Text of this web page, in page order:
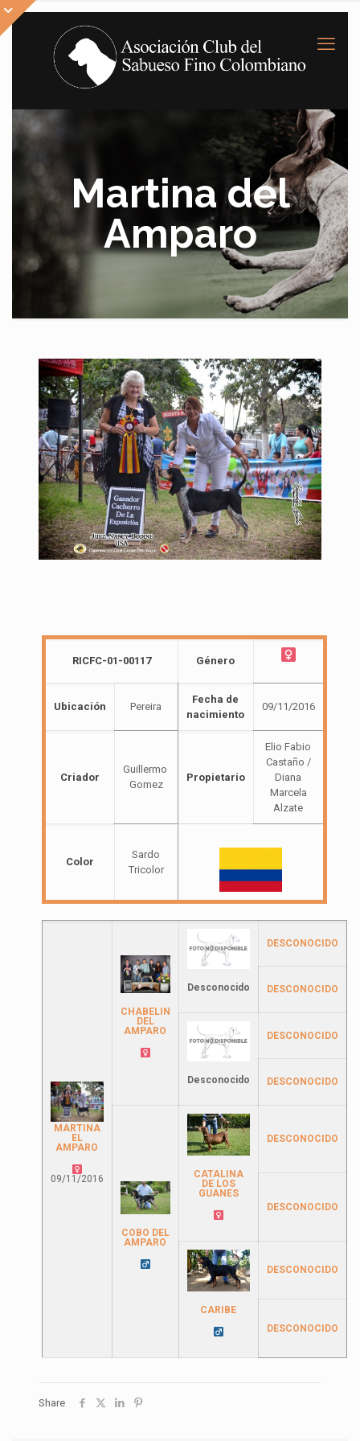
Martina del
Amparo
RICFC-01-00117 Género
Ubicación Pereira
Fecha de
nacimiento
09/11/2016
Criador
Guillermo
Gomez
Propietario
Elio Fabio
Castaño /
Diana
Marcela
Alzate
Color
Sardo
Tricolor
MARTINA
EL
AMPARO
09/11/2016
CHABELIN
DEL
AMPARO
Desconocido
DESCONOCIDO
DESCONOCIDO
Desconocido
DESCONOCIDO
DESCONOCIDO
COBO DEL
AMPARO
CATALINA
DE LOS
GUANES
DESCONOCIDO
DESCONOCIDO
CARIBE
DESCONOCIDO
DESCONOCIDO
Share